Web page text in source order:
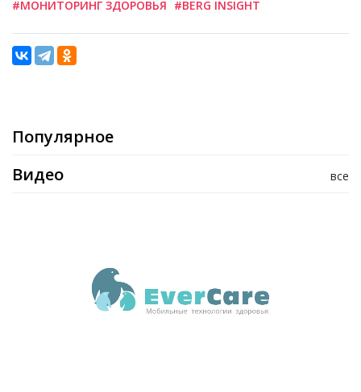
#МОНИТОРИНГ ЗДОРОВЬЯ #BERG INSIGHT
Популярное
все
Видео